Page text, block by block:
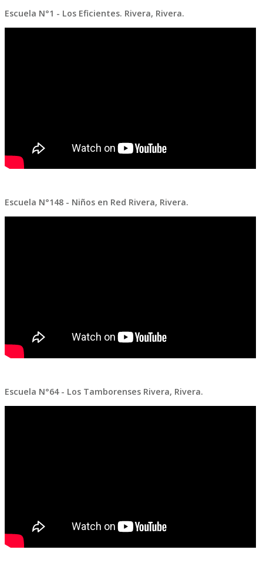
Escuela N°1 - Los Eficientes. Rivera, Rivera.
Escuela N°148 - Niños en Red Rivera, Rivera.
Escuela N°64 - Los Tamborenses Rivera, Rivera.